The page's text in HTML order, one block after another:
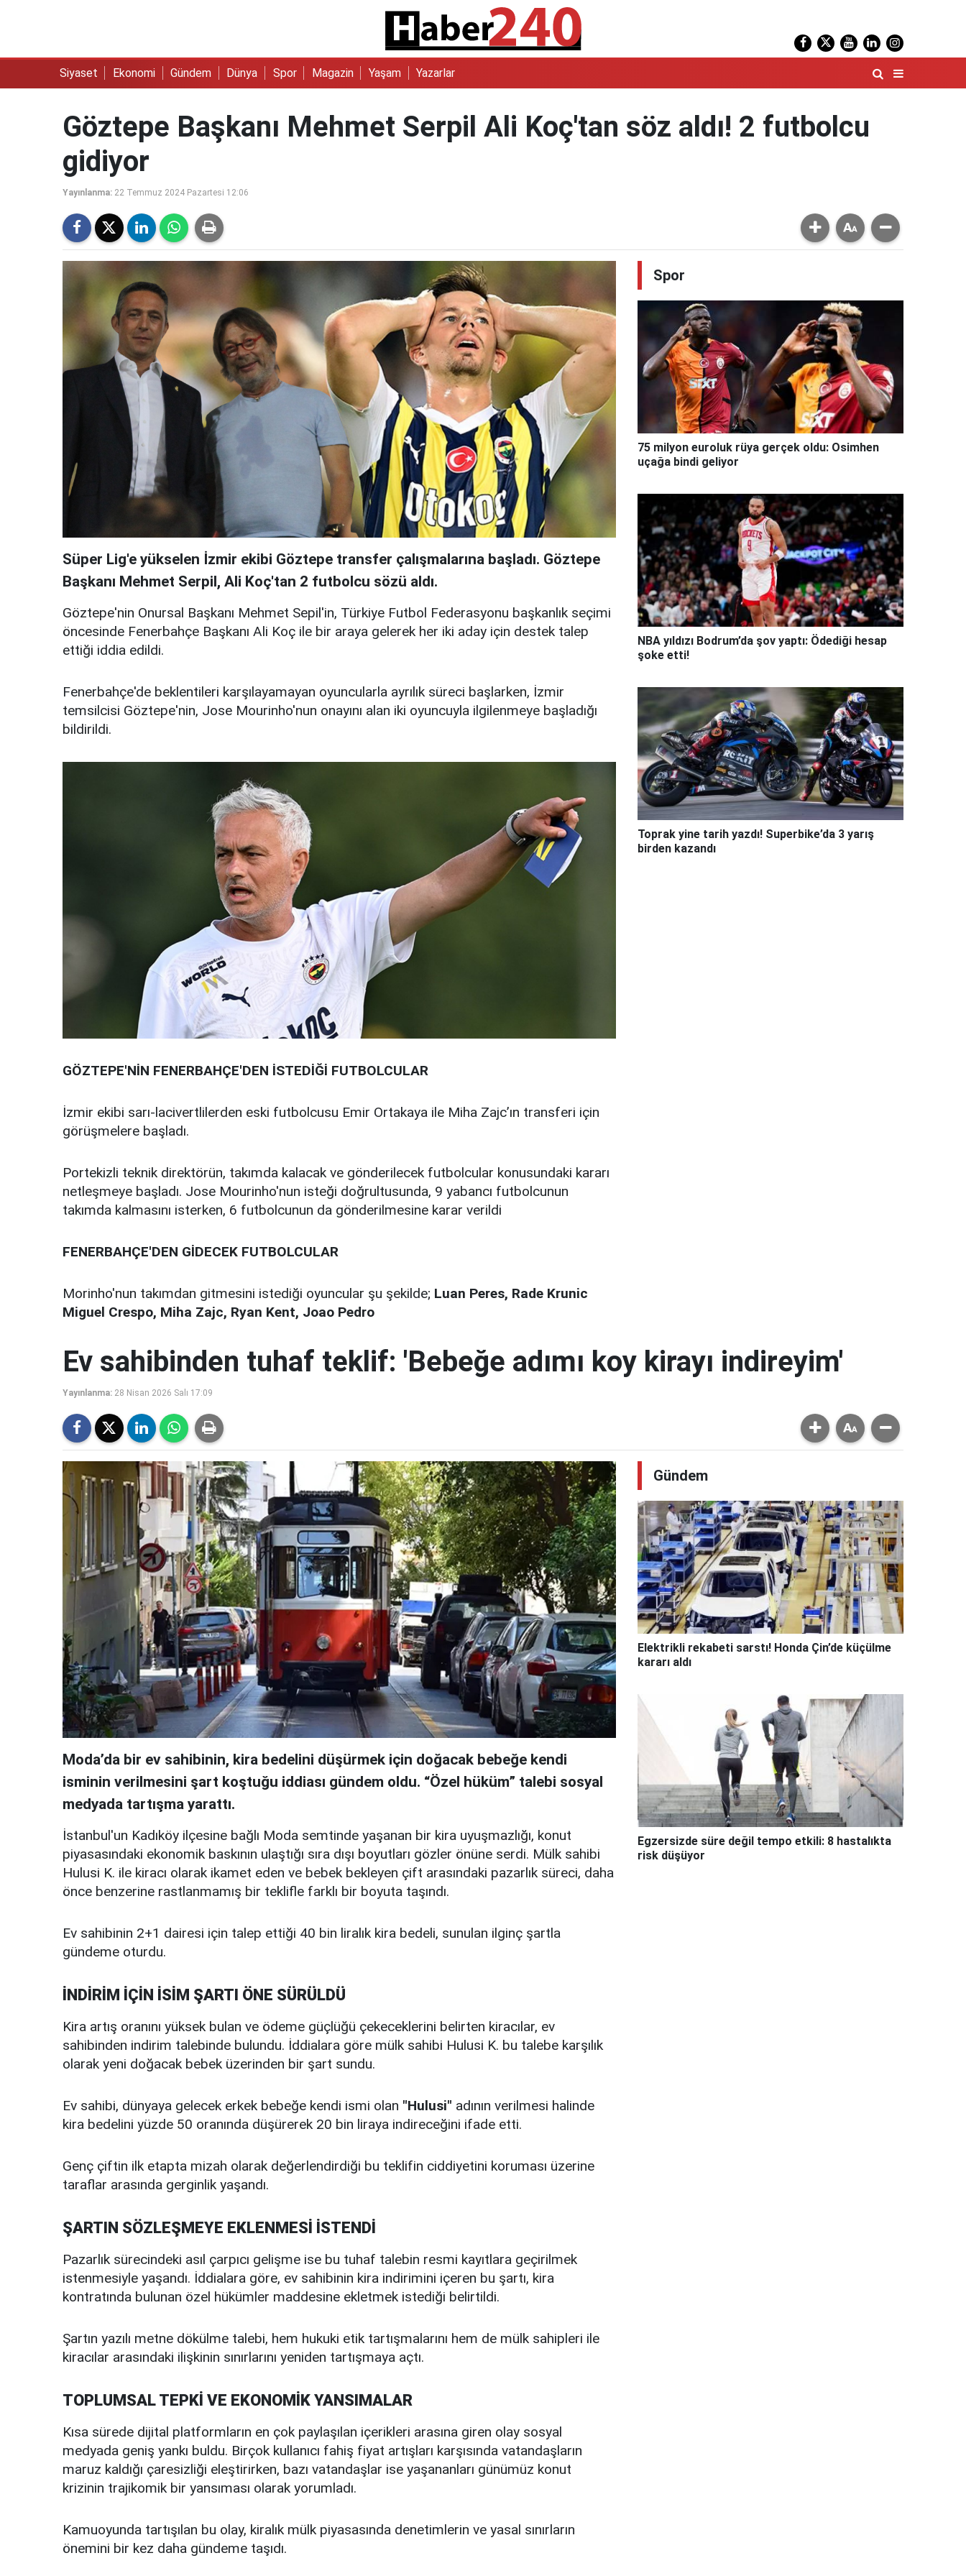
Siyaset Ekonomi Gündem Dünya Spor Magazin Yaşam Yazarlar
Göztepe Başkanı Mehmet Serpil Ali Koç'tan söz aldı! 2 futbolcu
gidiyor
Yayınlanma: 22 Temmuz 2024 Pazartesi 12:06
Süper Lig'e yükselen İzmir ekibi Göztepe transfer çalışmalarına başladı. Göztepe
Başkanı Mehmet Serpil, Ali Koç'tan 2 futbolcu sözü aldı.
Göztepe'nin Onursal Başkanı Mehmet Sepil'in, Türkiye Futbol Federasyonu başkanlık seçimi
öncesinde Fenerbahçe Başkanı Ali Koç ile bir araya gelerek her iki aday için destek talep
ettiği iddia edildi.
Fenerbahçe'de beklentileri karşılayamayan oyuncularla ayrılık süreci başlarken, İzmir
temsilcisi Göztepe'nin, Jose Mourinho'nun onayını alan iki oyuncuyla ilgilenmeye başladığı
bildirildi.
GÖZTEPE'NİN FENERBAHÇE'DEN İSTEDİĞİ FUTBOLCULAR
İzmir ekibi sarı-lacivertlilerden eski futbolcusu Emir Ortakaya ile Miha Zajc’ın transferi için
görüşmelere başladı.
Portekizli teknik direktörün, takımda kalacak ve gönderilecek futbolcular konusundaki kararı
netleşmeye başladı. Jose Mourinho'nun isteği doğrultusunda, 9 yabancı futbolcunun
takımda kalmasını isterken, 6 futbolcunun da gönderilmesine karar verildi
FENERBAHÇE'DEN GİDECEK FUTBOLCULAR
Morinho'nun takımdan gitmesini istediği oyuncular şu şekilde; Luan Peres, Rade Krunic
Miguel Crespo, Miha Zajc, Ryan Kent, Joao Pedro
Spor
75 milyon euroluk rüya gerçek oldu: Osimhen
uçağa bindi geliyor
NBA yıldızı Bodrum’da şov yaptı: Ödediği hesap
şoke etti!
Toprak yine tarih yazdı! Superbike’da 3 yarış
birden kazandı
Ev sahibinden tuhaf teklif: 'Bebeğe adımı koy kirayı indireyim'
Yayınlanma: 28 Nisan 2026 Salı 17:09
Moda’da bir ev sahibinin, kira bedelini düşürmek için doğacak bebeğe kendi
isminin verilmesini şart koştuğu iddiası gündem oldu. “Özel hüküm” talebi sosyal
medyada tartışma yarattı.
İstanbul'un Kadıköy ilçesine bağlı Moda semtinde yaşanan bir kira uyuşmazlığı, konut
piyasasındaki ekonomik baskının ulaştığı sıra dışı boyutları gözler önüne serdi. Mülk sahibi
Hulusi K. ile kiracı olarak ikamet eden ve bebek bekleyen çift arasındaki pazarlık süreci, daha
önce benzerine rastlanmamış bir teklifle farklı bir boyuta taşındı.
Ev sahibinin 2+1 dairesi için talep ettiği 40 bin liralık kira bedeli, sunulan ilginç şartla
gündeme oturdu.
İNDİRİM İÇİN İSİM ŞARTI ÖNE SÜRÜLDÜ
Kira artış oranını yüksek bulan ve ödeme güçlüğü çekeceklerini belirten kiracılar, ev
sahibinden indirim talebinde bulundu. İddialara göre mülk sahibi Hulusi K. bu talebe karşılık
olarak yeni doğacak bebek üzerinden bir şart sundu.
Ev sahibi, dünyaya gelecek erkek bebeğe kendi ismi olan "Hulusi" adının verilmesi halinde
kira bedelini yüzde 50 oranında düşürerek 20 bin liraya indireceğini ifade etti.
Genç çiftin ilk etapta mizah olarak değerlendirdiği bu teklifin ciddiyetini koruması üzerine
taraflar arasında gerginlik yaşandı.
ŞARTIN SÖZLEŞMEYE EKLENMESİ İSTENDİ
Pazarlık sürecindeki asıl çarpıcı gelişme ise bu tuhaf talebin resmi kayıtlara geçirilmek
istenmesiyle yaşandı. İddialara göre, ev sahibinin kira indirimini içeren bu şartı, kira
kontratında bulunan özel hükümler maddesine ekletmek istediği belirtildi.
Şartın yazılı metne dökülme talebi, hem hukuki etik tartışmalarını hem de mülk sahipleri ile
kiracılar arasındaki ilişkinin sınırlarını yeniden tartışmaya açtı.
TOPLUMSAL TEPKİ VE EKONOMİK YANSIMALAR
Kısa sürede dijital platformların en çok paylaşılan içerikleri arasına giren olay sosyal
medyada geniş yankı buldu. Birçok kullanıcı fahiş fiyat artışları karşısında vatandaşların
maruz kaldığı çaresizliği eleştirirken, bazı vatandaşlar ise yaşananları günümüz konut
krizinin trajikomik bir yansıması olarak yorumladı.
Kamuoyunda tartışılan bu olay, kiralık mülk piyasasında denetimlerin ve yasal sınırların
önemini bir kez daha gündeme taşıdı.
Gündem
Elektrikli rekabeti sarstı! Honda Çin’de küçülme
kararı aldı
Egzersizde süre değil tempo etkili: 8 hastalıkta
risk düşüyor